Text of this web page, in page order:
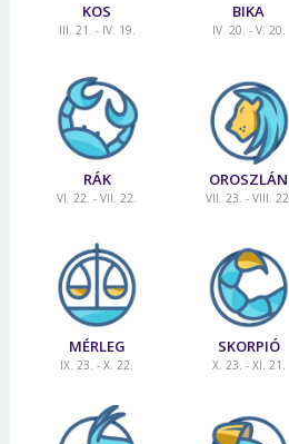
KOS
III. 21. - IV. 19.
BIKA
IV. 20. - V. 20.
RÁK
VI. 22. - VII. 22.
OROSZLÁN
VII. 23. - VIII. 22.
MÉRLEG
IX. 23. - X. 22.
SKORPIÓ
X. 23. - XI. 21.